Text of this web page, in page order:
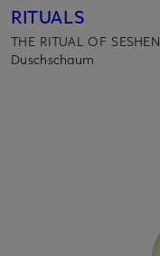
RITUALS
THE RITUAL OF SESHEN
Duschschaum